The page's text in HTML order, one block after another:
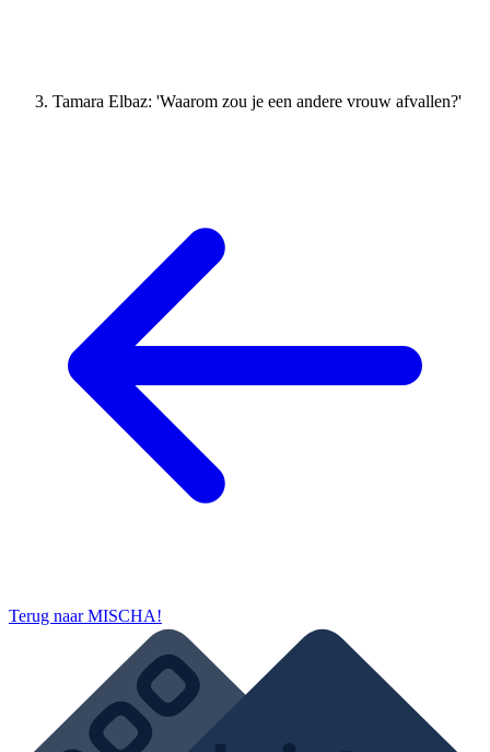
Tamara Elbaz: 'Waarom zou je een andere vrouw afvallen?'
Terug naarMISCHA!